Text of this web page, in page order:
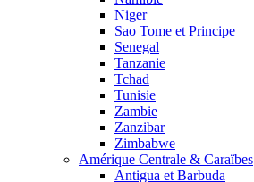
Niger
Sao Tome et Principe
Senegal
Tanzanie
Tchad
Tunisie
Zambie
Zanzibar
Zimbabwe
Amérique Centrale & Caraïbes
Antigua et Barbuda